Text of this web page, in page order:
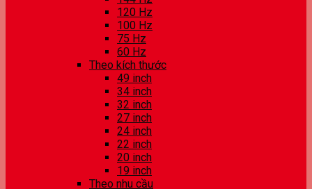
120 Hz
100 Hz
75 Hz
60 Hz
Theo kích thước
49 inch
34 inch
32 inch
27 inch
24 inch
22 inch
20 inch
19 inch
Theo nhu cầu